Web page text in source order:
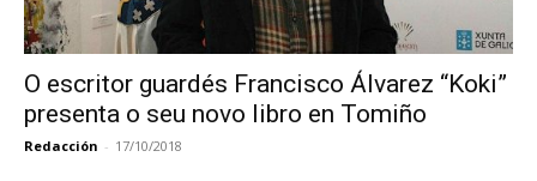
O escritor guardés Francisco Álvarez “Koki”
presenta o seu novo libro en Tomiño
Redacción - 17/10/2018